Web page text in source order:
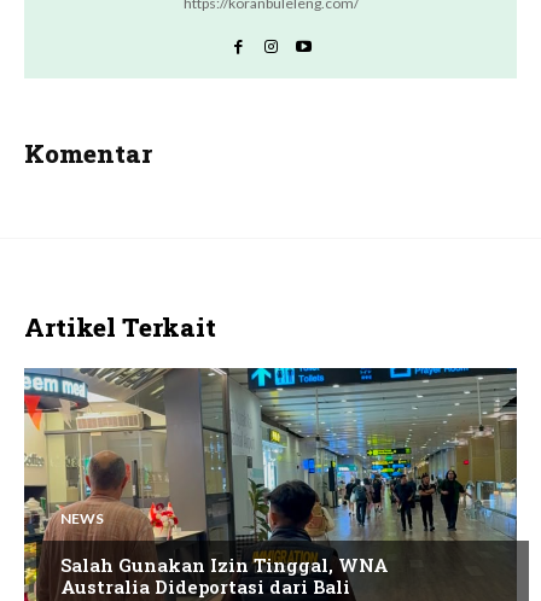
Komentar
Artikel Terkait
NEWS
Salah Gunakan Izin Tinggal, WNA
Australia Dideportasi dari Bali